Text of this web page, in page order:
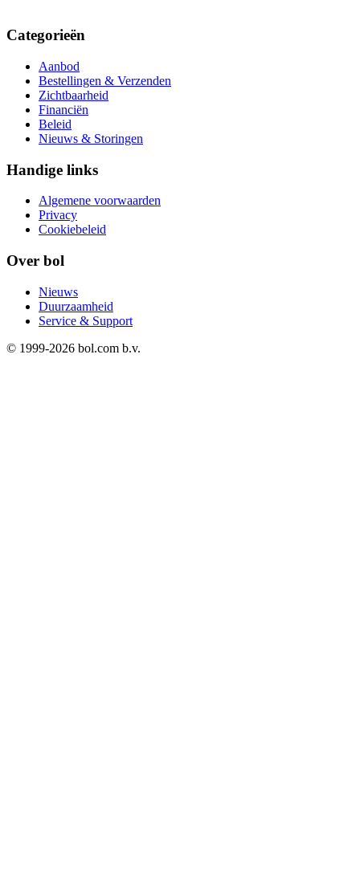
Categorieën
Aanbod
Bestellingen & Verzenden
Zichtbaarheid
Financiën
Beleid
Nieuws & Storingen
Handige links
Algemene voorwaarden
Privacy
Cookiebeleid
Over bol
Nieuws
Duurzaamheid
Service & Support
© 1999-2026 bol.com b.v.